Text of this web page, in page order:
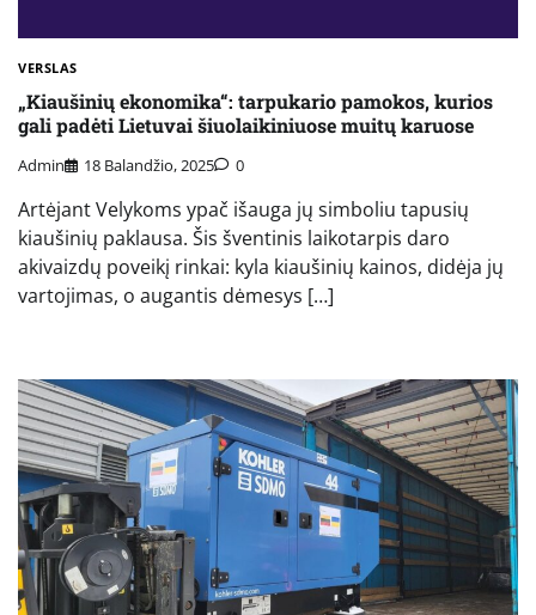
VERSLAS
„Kiaušinių ekonomika“: tarpukario pamokos, kurios
gali padėti Lietuvai šiuolaikiniuose muitų karuose
Admin 18 Balandžio, 2025 0
Artėjant Velykoms ypač išauga jų simboliu tapusių
kiaušinių paklausa. Šis šventinis laikotarpis daro
akivaizdų poveikį rinkai: kyla kiaušinių kainos, didėja jų
vartojimas, o augantis dėmesys […]